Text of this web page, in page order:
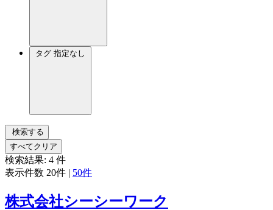
タグ 指定なし
検索する
すべてクリア
検索結果: 4 件
表示件数 20件 | 50件
株式会社シーシーワーク